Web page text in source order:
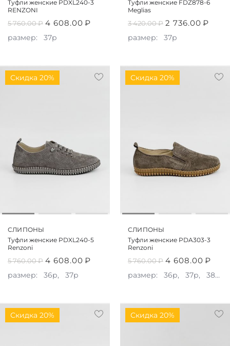
Туфли женские PDXL240-3
RENZONI
5 760.00₽ 4 608.00 ₽
размер: 37р
Туфли женские FDZ878-6
Meglias
3 420.00₽ 2 736.00 ₽
размер: 37р
Скидка 20%
СЛИПОНЫ
Туфли женские PDXL240-5
Renzoni
5 760.00₽ 4 608.00 ₽
размер: 36р, 37р
Скидка 20%
СЛИПОНЫ
Туфли женские PDA303-3
Renzoni
5 760.00₽ 4 608.00 ₽
размер: 36р, 37р, 38р,
Скидка 20% Скидка 20%